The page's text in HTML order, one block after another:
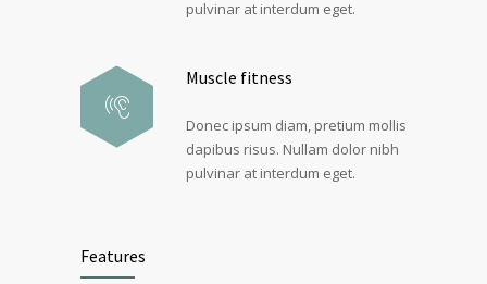
pulvinar at interdum eget.
Muscle fitness
Donec ipsum diam, pretium mollis
dapibus risus. Nullam dolor nibh
pulvinar at interdum eget.
Features